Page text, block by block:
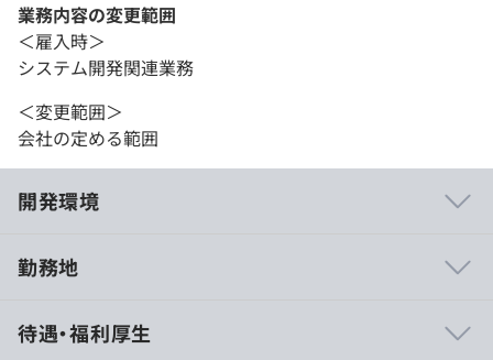
業務内容の変更範囲
＜雇入時＞
システム開発関連業務
＜変更範囲＞
会社の定める範囲
開発環境
スケジュール調整、備品購入、経費精算など、事務作業を
勤務地
待遇・福利厚生